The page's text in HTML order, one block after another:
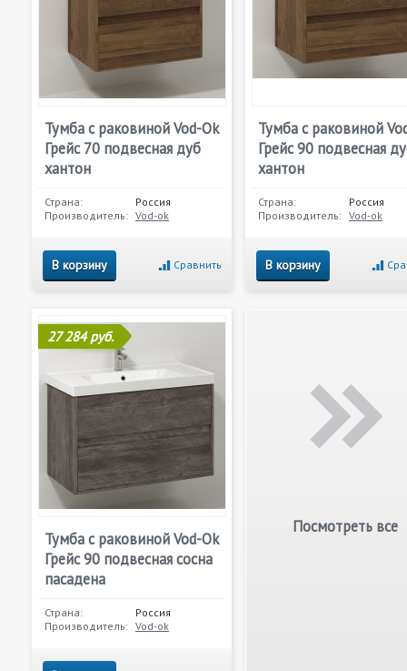
Тумба с раковиной Vod-Ok
Грейс 70 подвесная дуб
хантон
Страна:
Россия
Производитель: Vod-ok
В корзину Сравнить
Тумба с раковиной
Грейс 90 подвесная
хантон
Страна:
Россия
Производитель: Vod-ok
В корзину
27 284 руб.
Тумба с раковиной Vod-Ok
Грейс 90 подвесная сосна
пасадена
Страна:
Россия
Производитель: Vod-ok
Посмотреть все